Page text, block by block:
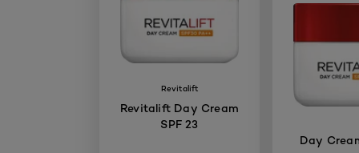
Revitalift
Revitalift Day Cream
SPF 23
Day